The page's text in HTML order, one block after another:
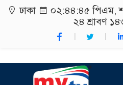
ঢাকা ০২:৪৪:৪৫ পিএম,
২৪ শ্রাবণ